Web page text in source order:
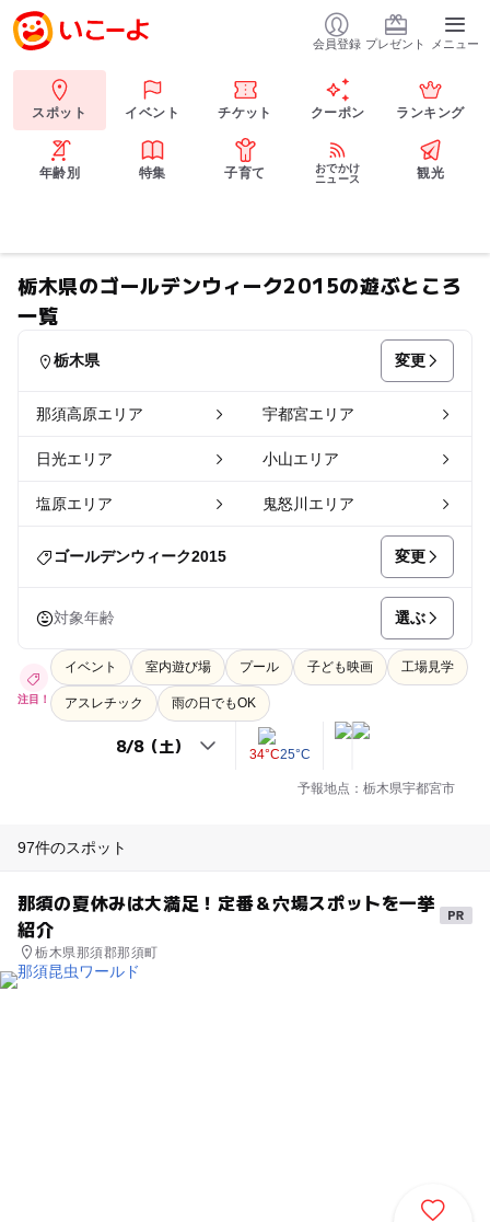
会員登録 プレゼント メニュー
スポット イベント チケット クーポン ランキング
年齢別 特集 子育て
おでかけ
ニュース
観光
栃木県のゴールデンウィーク2015の遊ぶところ
一覧
栃木県 変更
那須高原エリア 宇都宮エリア
日光エリア 小山エリア
塩原エリア 鬼怒川エリア
ゴールデンウィーク2015 変更
対象年齢 選ぶ
注目！
イベント 室内遊び場 プール 子ども映画 工場見学
アスレチック 雨の日でもOK
34°C25°C
予報地点：栃木県宇都宮市
97件のスポット
那須の夏休みは大満足！定番＆穴場スポットを一挙
紹介
栃木県那須郡那須町